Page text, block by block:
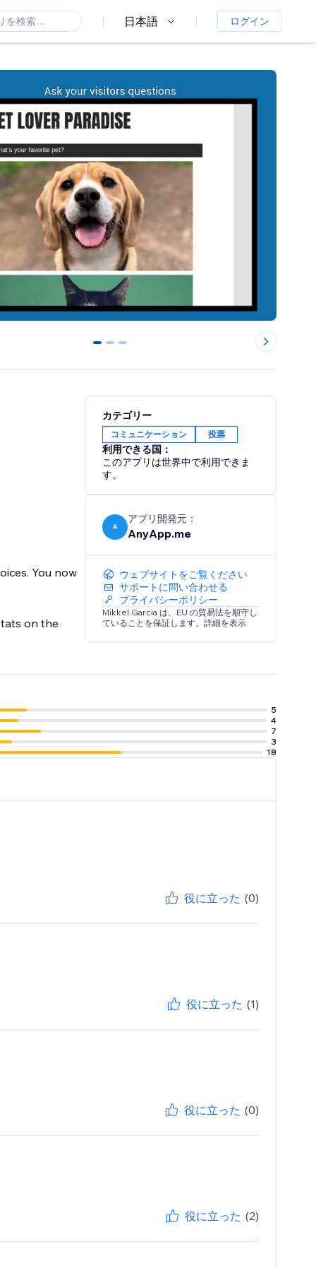
日本語 ログイン
0 1 2
You now
on the
カテゴリー
コミュニケーション 投票
利用できる国：
このアプリは世界中で利用できま
す。
A
アプリ開発元：
AnyApp.me
ウェブサイトをご覧ください
サポートに問い合わせる
プライバシーポリシー
Mikkel Garcia は、EU の貿易法を順守し
ていることを保証します。詳細を表示
5
4
7
3
18
役に立った (0)
役に立った (1)
役に立った (0)
役に立った (2)